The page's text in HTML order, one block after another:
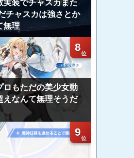
実装でチャスカまた
チャスカは強さとか
無理
8
ロもただの美少女動
えなんて無理そうだ
9